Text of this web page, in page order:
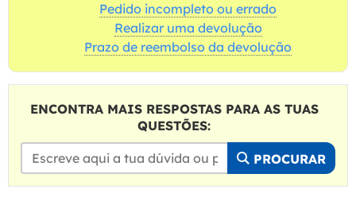
Pedido incompleto ou errado
Realizar uma devolução
Prazo de reembolso da devolução
ENCONTRA MAIS RESPOSTAS PARA AS TUAS
QUESTÕES:
PROCURAR